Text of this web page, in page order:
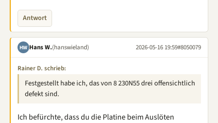
Antwort
HW Hans W.(hanswieland) 2026-05-16 19:59#8050079
Rainer D. schrieb:
Festgestellt habe ich, das von 8 230N55 drei offensichtlich
defekt sind.
Ich befürchte, dass du die Platine beim Auslöten